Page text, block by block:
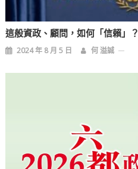
這般資政、顧問，如何「信賴」？
2024 年 8 月 5 日 何 溢誠